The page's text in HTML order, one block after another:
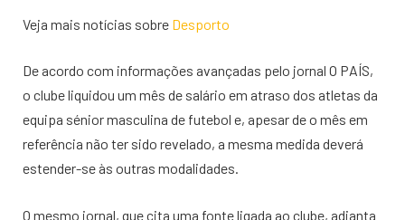
Veja mais notícias sobre Desporto
De acordo com informações avançadas pelo jornal O PAÍS,
o clube liquidou um mês de salário em atraso dos atletas da
equipa sénior masculina de futebol e, apesar de o mês em
referência não ter sido revelado, a mesma medida deverá
estender-se às outras modalidades.
O mesmo jornal, que cita uma fonte ligada ao clube, adianta